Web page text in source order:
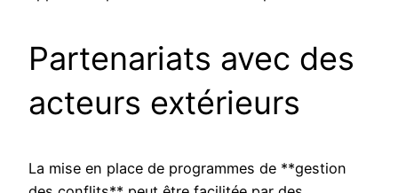
Partenariats avec des
acteurs extérieurs
La mise en place de programmes de **gestion